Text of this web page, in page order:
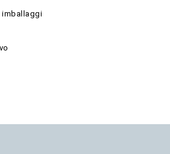
imballaggi